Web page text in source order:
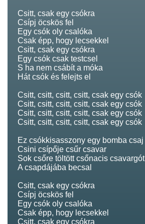
Csitt, csak egy csókra
Csípj öcskös fel
Egy csók oly csalóka
Csak épp, hogy lecsekkel
Csitt, csak egy csókra
Egy csók csak testcsel
S ha nem csábít a móka
Hát csók és felejts el
Csitt, csitt, csitt, csitt, csak egy csók
Csitt, csitt, csitt, csitt, csak egy csók
Csitt, csitt, csitt, csitt, csak egy csók
Csitt, csitt, csitt, csitt, csak egy csók
Ez csókkisasszony egy bomba csaj
Csini csípője csűr csavar
Sok csőre töltött csőnacis csavargót
A csapdájába becsal
Csitt, csak egy csókra
Csípj öcskös fel
Egy csók oly csalóka
Csak épp, hogy lecsekkel
Csitt, csak egy csókra